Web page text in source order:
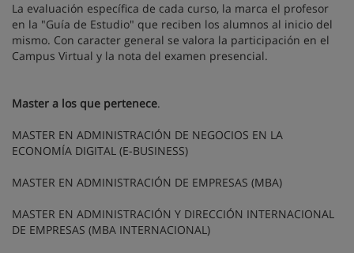
La evaluación específica de cada curso, la marca el profesor
en la "Guía de Estudio" que reciben los alumnos al inicio del
mismo. Con caracter general se valora la participación en el
Campus Virtual y la nota del examen presencial.
Master a los que pertenece.
MASTER EN ADMINISTRACIÓN DE NEGOCIOS EN LA
ECONOMÍA DIGITAL (E-BUSINESS)
MASTER EN ADMINISTRACIÓN DE EMPRESAS (MBA)
MASTER EN ADMINISTRACIÓN Y DIRECCIÓN INTERNACIONAL
DE EMPRESAS (MBA INTERNACIONAL)